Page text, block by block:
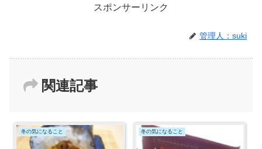
スポンサーリンク
管理人：suki
関連記事
冬の気になること 冬の気になること